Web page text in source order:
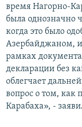
время Нагорно-
была однозначно
когда это было
Азербайджаном,
рамках
декларации без
облегчает
вопрос о том, как
Карабаха», -